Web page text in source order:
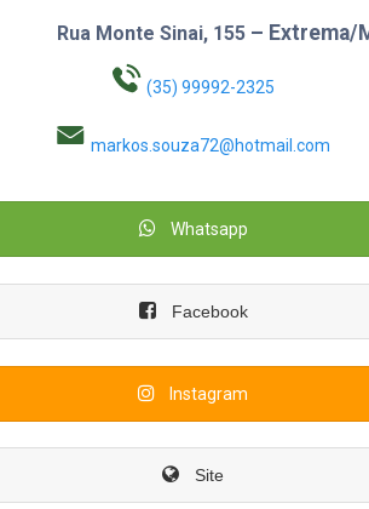
Rua Monte Sinai, 155 – Extrema/
(35) 99992-2325
markos.souza72@hotmail.com
Whatsapp
Facebook
Instagram
Site